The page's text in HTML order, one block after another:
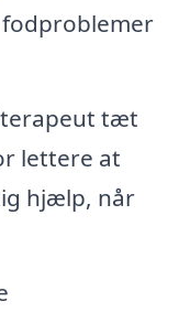
tæt
lettere at
hjælp, når